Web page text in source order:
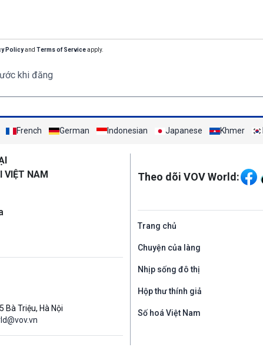
Policyand Terms of Serviceapply.
khi đăng
French German Indonesian Japanese Khmer
VIỆT NAM
Bà Triệu, Hà Nội
Theo dõi VOV World:
Trang chủ
Chuyện của làng
Nhịp sống đô thị
Hộp thư thính giả
Số hoá Việt Nam